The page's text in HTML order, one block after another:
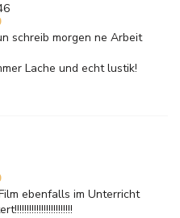
schreib morgen ne Arbeit
Lache und echt lustik!
ebenfalls im Unterricht